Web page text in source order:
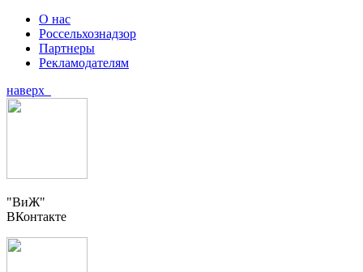
О нас
Россельхознадзор
Партнеры
Рекламодателям
наверх
"ВиЖ"
ВКонтакте